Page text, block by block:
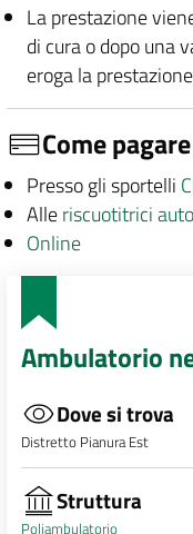
La prestazione
di cura o dopo una
eroga la prestazione
Come
Presso gli sportelli
Alleriscuotitrici
Online
Ambulatorio
Dove si trova
Distretto Pianura Est
Struttura
Poliambulatorio